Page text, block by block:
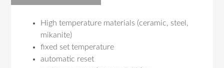
High temperature materials (ceramic, steel,
mikanite)
fixed set temperature
automatic reset